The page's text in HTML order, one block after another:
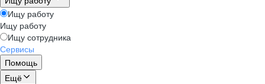
Ищу работу
Ищу работу
Ищу сотрудника
Сервисы
Помощь
Ещё